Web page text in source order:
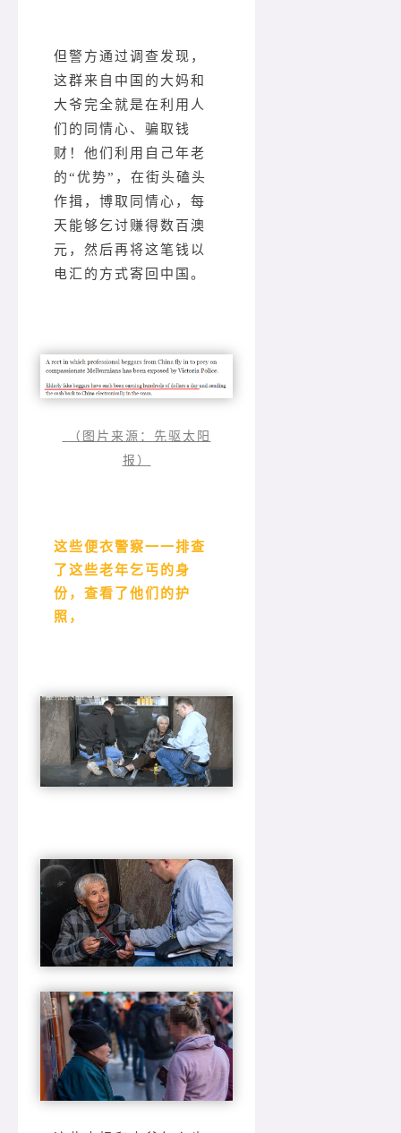
但警方通过调查发现，
这群来自中国的大妈和
大爷完全就是在利用人
们的同情心、骗取钱
财！他们利用自己年老
的“优势”，在街头磕头
作揖，博取同情心，每
天能够乞讨赚得数百澳
元，然后再将这笔钱以
电汇的方式寄回中国。
（图片来源：先驱太阳
报）
这些便衣警察一一排查
了这些老年乞丐的身
份，查看了他们的护
照，